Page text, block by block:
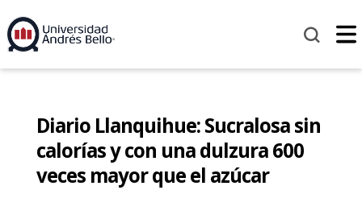
Diario Llanquihue: Sucralosa sin
calorías y con una dulzura 600
veces mayor que el azúcar